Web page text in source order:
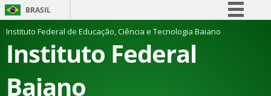
BRASIL
Simplifique!
Comunica BR
Instituto Federal de Educação, Ciência e Tecnologia Baiano
Instituto Federal
Baiano